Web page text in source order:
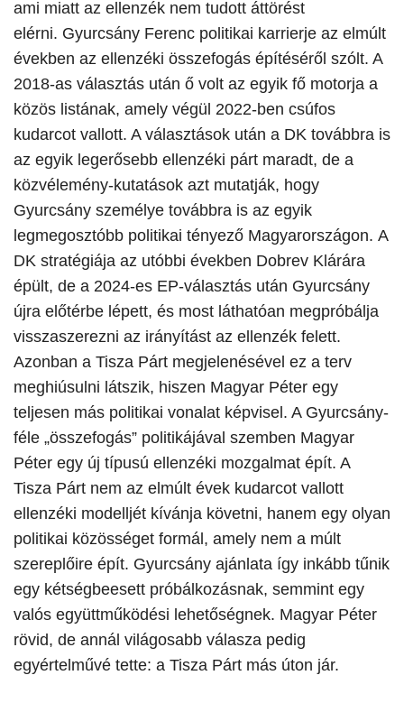
ami miatt az ellenzék nem tudott áttörést
elérni. Gyurcsány Ferenc politikai karrierje az elmúlt
években az ellenzéki összefogás építéséről szólt. A
2018-as választás után ő volt az egyik fő motorja a
közös listának, amely végül 2022-ben csúfos
kudarcot vallott. A választások után a DK továbbra is
az egyik legerősebb ellenzéki párt maradt, de a
közvélemény-kutatások azt mutatják, hogy
Gyurcsány személye továbbra is az egyik
legmegosztóbb politikai tényező Magyarországon. A
DK stratégiája az utóbbi években Dobrev Klárára
épült, de a 2024-es EP-választás után Gyurcsány
újra előtérbe lépett, és most láthatóan megpróbálja
visszaszerezni az irányítást az ellenzék felett.
Azonban a Tisza Párt megjelenésével ez a terv
meghiúsulni látszik, hiszen Magyar Péter egy
teljesen más politikai vonalat képvisel. A Gyurcsány-
féle „összefogás” politikájával szemben Magyar
Péter egy új típusú ellenzéki mozgalmat épít. A
Tisza Párt nem az elmúlt évek kudarcot vallott
ellenzéki modelljét kívánja követni, hanem egy olyan
politikai közösséget formál, amely nem a múlt
szereplőire épít. Gyurcsány ajánlata így inkább tűnik
egy kétségbeesett próbálkozásnak, semmint egy
valós együttműködési lehetőségnek. Magyar Péter
rövid, de annál világosabb válasza pedig
egyértelművé tette: a Tisza Párt más úton jár.